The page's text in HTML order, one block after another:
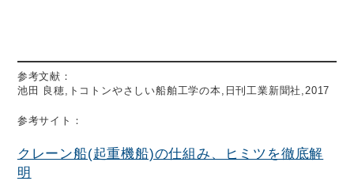
参考文献：
池田 良穂,トコトンやさしい船舶工学の本,日刊工業新聞社,2017
参考サイト：
クレーン船(起重機船)の仕組み、ヒミツを徹底解
明